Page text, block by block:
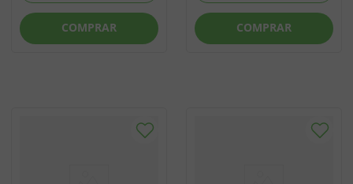
COMPRAR COMPRAR